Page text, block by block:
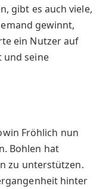
gibt es auch viele,
gewinnt,
ein Nutzer auf
und seine
Fröhlich nun
Bohlen hat
zu unterstützen.
hinter